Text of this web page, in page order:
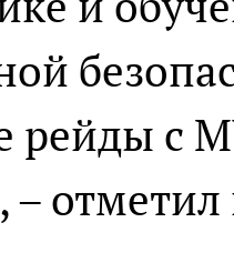
рейды с
отметил